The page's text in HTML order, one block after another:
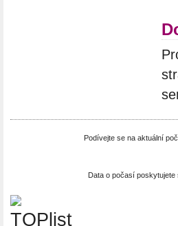
Podívejte se na aktuální
Data o počasí poskytujete